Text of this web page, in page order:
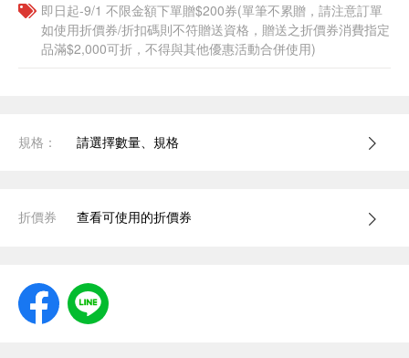
即日起-9/1 不限金額下單贈$200券(單筆不累贈，請注意訂單
如使用折價券/折扣碼則不符贈送資格，贈送之折價券消費指定
品滿$2,000可折，不得與其他優惠活動合併使用)
規格： 請選擇數量、規格
折價券 查看可使用的折價券